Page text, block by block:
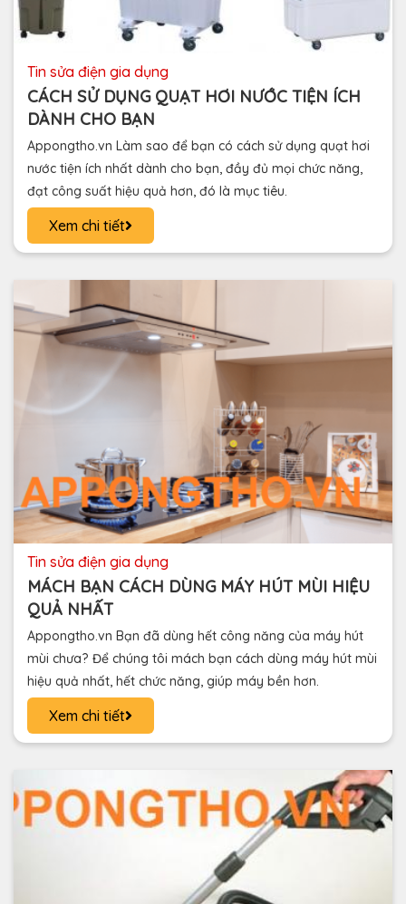
tin sửa điện gia dụng
CÁCH SỬ DỤNG QUẠT HƠI NƯỚC TIỆN ÍCH
DÀNH CHO BẠN
Appongtho.vn Làm sao để bạn có cách sử dụng quạt hơi
nước tiện ích nhất dành cho bạn, đầy đủ mọi chức năng,
đạt công suất hiệu quả hơn, đó là mục tiêu.
Xem chi tiết
tin sửa điện gia dụng
MÁCH BẠN CÁCH DÙNG MÁY HÚT MÙI HIỆU
QUẢ NHẤT
Appongtho.vn Bạn đã dùng hết công năng của máy hút
mùi chưa? Để chúng tôi mách bạn cách dùng máy hút mùi
hiệu quả nhất, hết chức năng, giúp máy bền hơn.
Xem chi tiết